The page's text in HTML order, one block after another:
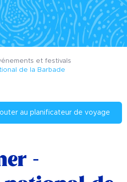
et festivals
de la Barbade
au planificateur de voyage
-